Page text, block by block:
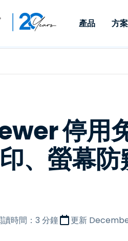
產品 方案
端點管理與安全性
MSPs
OEM
遠端存取
遠端學習
聯絡我們
停用
、螢幕
讀時間：3 分鐘 更新